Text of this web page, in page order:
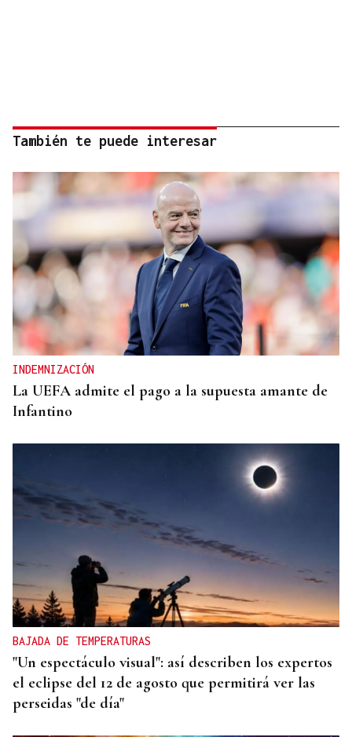
También te puede interesar
INDEMNIZACIÓN
La UEFA admite el pago a la supuesta amante de
Infantino
BAJADA DE TEMPERATURAS
"Un espectáculo visual": así describen los expertos
el eclipse del 12 de agosto que permitirá ver las
perseidas "de día"